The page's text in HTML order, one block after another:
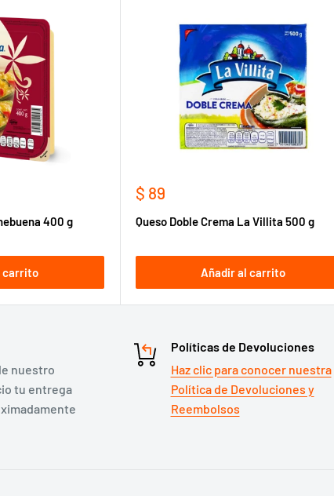
400 g
carrito
Precio
venta
$ 89
Queso Doble Crema La Villita 500 g
Añadir al carrito
nuestro
tu entrega
Políticas de Devoluciones
Haz clic para conocer nuestra
Política de Devoluciones y
Reembolsos